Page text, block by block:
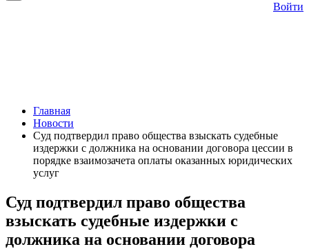
Войти
Главная
Новости
Суд подтвердил право общества взыскать судебные
издержки с должника на основании договора цессии в
порядке взаимозачета оплаты оказанных юридических
услуг
Суд подтвердил право общества
взыскать судебные издержки с
должника на основании договора